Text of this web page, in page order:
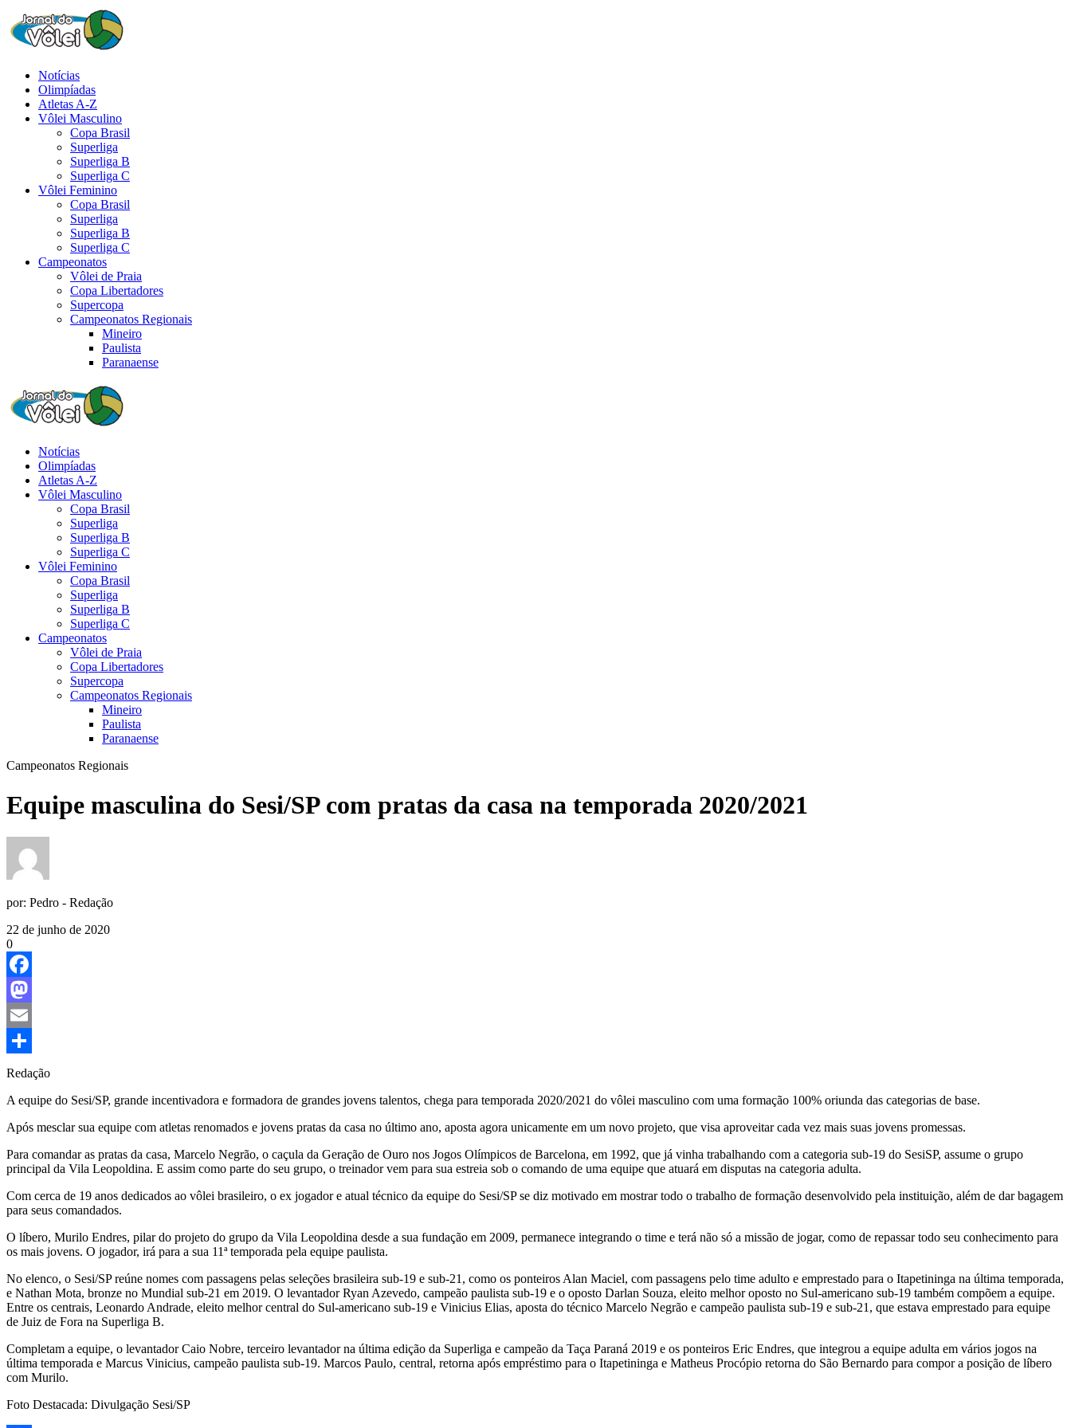
Notícias
Olimpíadas
Atletas A-Z
Vôlei Masculino
Copa Brasil
Superliga
Superliga B
Superliga C
Vôlei Feminino
Copa Brasil
Superliga
Superliga B
Superliga C
Campeonatos
Vôlei de Praia
Copa Libertadores
Supercopa
Campeonatos Regionais
Mineiro
Paulista
Paranaense
Notícias
Olimpíadas
Atletas A-Z
Vôlei Masculino
Copa Brasil
Superliga
Superliga B
Superliga C
Vôlei Feminino
Copa Brasil
Superliga
Superliga B
Superliga C
Campeonatos
Vôlei de Praia
Copa Libertadores
Supercopa
Campeonatos Regionais
Mineiro
Paulista
Paranaense
Campeonatos Regionais
Equipe masculina do Sesi/SP com pratas da casa na temporada 2020/2021
por: Pedro - Redação
22 de junho de 2020
0
Facebook
Mastodon
Email
Share
Redação
A equipe do Sesi/SP, grande incentivadora e formadora de grandes jovens talentos, chega para temporada 2020/2021 do vôlei masculino com uma formação 100% oriunda das categorias de base.
Após mesclar sua equipe com atletas renomados e jovens pratas da casa no último ano, aposta agora unicamente em um novo projeto, que visa aproveitar cada vez mais suas jovens promessas.
Para comandar as pratas da casa, Marcelo Negrão, o caçula da Geração de Ouro nos Jogos Olímpicos de Barcelona, em 1992, que já vinha trabalhando com a categoria sub-19 do SesiSP, assume o grupo
principal da Vila Leopoldina. E assim como parte do seu grupo, o treinador vem para sua estreia sob o comando de uma equipe que atuará em disputas na categoria adulta.
Com cerca de 19 anos dedicados ao vôlei brasileiro, o ex jogador e atual técnico da equipe do Sesi/SP se diz motivado em mostrar todo o trabalho de formação desenvolvido pela instituição, além de dar bagagem
para seus comandados.
O líbero, Murilo Endres, pilar do projeto do grupo da Vila Leopoldina desde a sua fundação em 2009, permanece integrando o time e terá não só a missão de jogar, como de repassar todo seu conhecimento para
os mais jovens. O jogador, irá para a sua 11ª temporada pela equipe paulista.
No elenco, o Sesi/SP reúne nomes com passagens pelas seleções brasileira sub-19 e sub-21, como os ponteiros Alan Maciel, com passagens pelo time adulto e emprestado para o Itapetininga na última temporada,
e Nathan Mota, bronze no Mundial sub-21 em 2019. O levantador Ryan Azevedo, campeão paulista sub-19 e o oposto Darlan Souza, eleito melhor oposto no Sul-americano sub-19 também compõem a equipe.
Entre os centrais, Leonardo Andrade, eleito melhor central do Sul-americano sub-19 e Vinicius Elias, aposta do técnico Marcelo Negrão e campeão paulista sub-19 e sub-21, que estava emprestado para equipe
de Juiz de Fora na Superliga B.
Completam a equipe, o levantador Caio Nobre, terceiro levantador na última edição da Superliga e campeão da Taça Paraná 2019 e os ponteiros Eric Endres, que integrou a equipe adulta em vários jogos na
última temporada e Marcus Vinicius, campeão paulista sub-19. Marcos Paulo, central, retorna após empréstimo para o Itapetininga e Matheus Procópio retorna do São Bernardo para compor a posição de líbero
com Murilo.
Foto Destacada: Divulgação Sesi/SP